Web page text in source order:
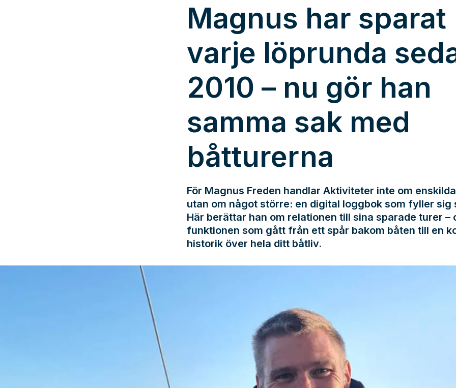
Magnus har sparat
varje löprunda
2010 – nu gör han
samma sak med
båtturerna
För Magnus Freden handlar Aktiviteter inte om
utan om något större: en digital loggbok som fyller sig
Här berättar han om relationen till sina sparade turer –
funktionen som gått från ett spår bakom båten till en
historik över hela ditt båtliv.